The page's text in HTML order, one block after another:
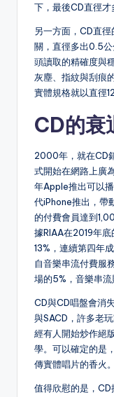
下，最後CD直徑才
另一方面，CD直
關，直徑多出0.5
頭讀取的精確度與
灰塵、指紋與刮痕
實體規格就以直徑
CD的衰
2000年，就在CD
式開始在網路上廣
年Apple推出可以
代iPhone推出，帶
的付費會員達到
據RIAA在2019年
13%，連續第四年
自音樂串流付費服
場的5%，音樂串流
CD與CD唱盤會消
與SACD，許多老
經有人開始炒作絕
學。可以確定的是
傳實體唱片的香火。
值得欣慰的是，